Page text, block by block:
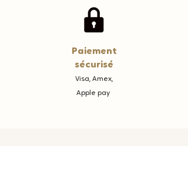
Paiement
sécurisé
Visa, Amex,
Apple pay